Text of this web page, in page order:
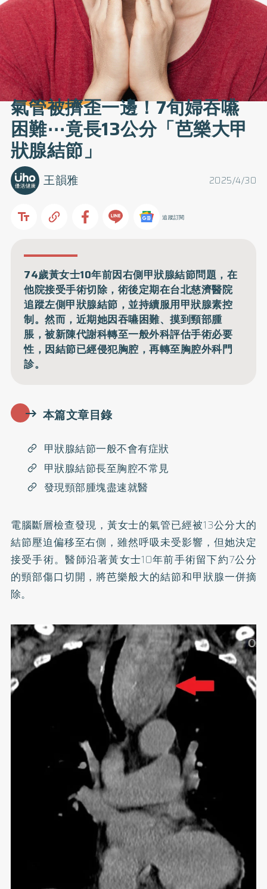
氣管被擠歪一邊！7旬婦吞嚥
困難⋯竟長13公分「芭樂大甲
狀腺結節」
2025/4/30
王韻雅
追蹤訂閱
74歲黃女士10年前因右側甲狀腺結節問題，在
他院接受手術切除，術後定期在台北慈濟醫院
追蹤左側甲狀腺結節，並持續服用甲狀腺素控
制。然而，近期她因吞嚥困難、摸到頸部腫
脹，被新陳代謝科轉至一般外科評估手術必要
性，因結節已經侵犯胸腔，再轉至胸腔外科門
診。
本篇文章目錄
甲狀腺結節一般不會有症狀
甲狀腺結節長至胸腔不常見
發現頸部腫塊盡速就醫
電腦斷層檢查發現，黃女士的氣管已經被13公分大的
結節壓迫偏移至右側，雖然呼吸未受影響，但她決定
接受手術。醫師沿著黃女士10年前手術留下約7公分
的頸部傷口切開，將芭樂般大的結節和甲狀腺一併摘
除。